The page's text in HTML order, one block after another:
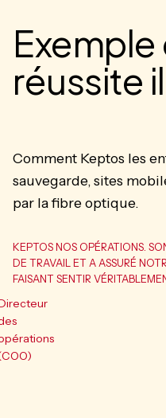
Exemple
réussite
Comment Keptos les
sauvegarde, sites
par la fibre optique.
KEPTOS NOS OPÉRATIONS.
DE TRAVAIL ET A ASSURÉ
FAISANT SENTIR